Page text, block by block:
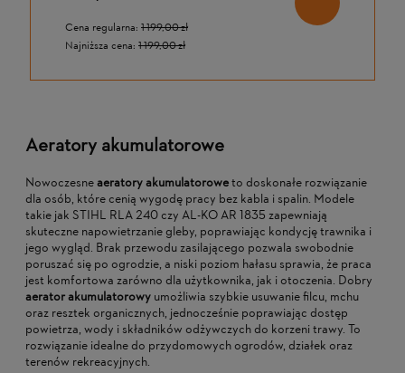
Cena regularna: 1 199,00 zł
Najniższa cena: 1 199,00 zł
Aeratory akumulatorowe
Nowoczesneaeratory akumulatoroweto doskonałe rozwiązanie
dla osób, które cenią wygodę pracy bez kabla i spalin. Modele
takie jak STIHL RLA 240 czy AL-KO AR 1835 zapewniają
skuteczne napowietrzanie gleby, poprawiając kondycję trawnika i
jego wygląd. Brak przewodu zasilającego pozwala swobodnie
poruszać się po ogrodzie, a niski poziom hałasu sprawia, że praca
jest komfortowa zarówno dla użytkownika, jak i otoczenia. Dobry
aerator akumulatorowy umożliwia szybkie usuwanie filcu, mchu
oraz resztek organicznych, jednocześnie poprawiając dostęp
powietrza, wody i składników odżywczych do korzeni trawy. To
rozwiązanie idealne do przydomowych ogrodów, działek oraz
terenów rekreacyjnych.